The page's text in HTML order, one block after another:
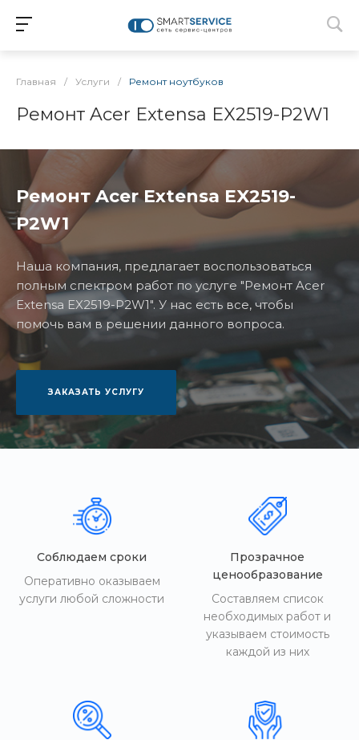
Главная / Услуги / Ремонт ноутбуков
Ремонт Acer Extensa EX2519-P2W1
Ремонт Acer Extensa EX2519-
P2W1
Наша компания, предлагает воспользоваться
полным спектром работ по услуге "Ремонт Acer
Extensa EX2519-P2W1". У нас есть все, чтобы
помочь вам в решении данного вопроса.
ЗАКАЗАТЬ УСЛУГУ
Соблюдаем сроки
Оперативно оказываем
услуги любой сложности
Прозрачное
ценообразование
Составляем список
необходимых работ и
указываем стоимость
каждой из них